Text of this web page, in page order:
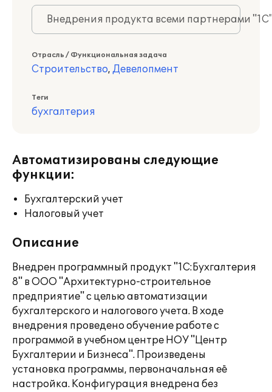
Внедрения продукта всеми партнерами
Отрасль / Функциональная задача
Строительство, Девелопмент
Теги
бухгалтерия
Автоматизированы следующие
функции:
Бухгалтерский учет
Налоговый учет
Описание
Внедрен программный продукт "1С:Бухгалтерия
8" в ООО "Архитектурно-строительное
предприятие" с целью автоматизации
бухгалтерского и налогового учета. В ходе
внедрения проведено обучение работе с
программой в учебном центре НОУ "Центр
Бухгалтерии и Бизнеса". Произведены
установка программы, первоначальная её
настройка. Конфигурация внедрена без